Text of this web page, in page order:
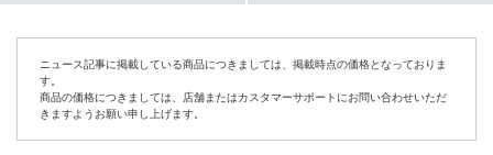
ニュース記事に掲載している商品につきましては、掲載時点の価格となっておりま
す。
商品の価格につきましては、店舗またはカスタマーサポートにお問い合わせいただ
きますようお願い申し上げます。